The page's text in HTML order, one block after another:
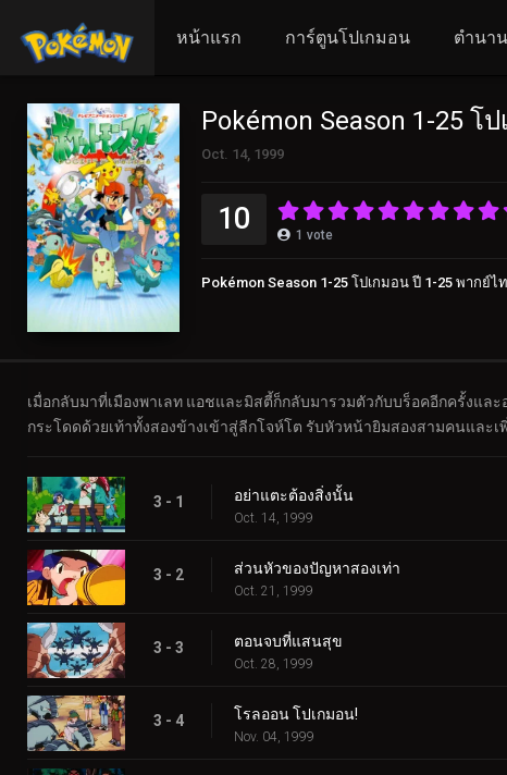
หน้าแรก การ์ตูนโปเกมอน ตำนา
Pokémon Season 1-25 โ
Oct. 14, 1999
10 1 vote
Pokémon Season 1-25 โปเกมอน ปี 1-25 พากย์ไ
เมื่อกลับมาที่เมืองพาเลท แอชและมิสตี้ก็กลับมารวมตัวกับบร็อคอีกครั้งแล
กระโดดด้วยเท้าทั้งสองข้างเข้าสู่ลีกโจห์โต รับหัวหน้ายิมสองสามคนและ
3 - 1 อย่าแตะต้องสิ่งนั้น
Oct. 14, 1999
3 - 2 ส่วนหัวของปัญหาสองเท่า
Oct. 21, 1999
3 - 3 ตอนจบที่แสนสุข
Oct. 28, 1999
3 - 4 โรลออน โปเกมอน!
Nov. 04, 1999